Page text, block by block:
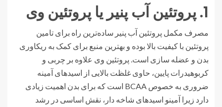
1. پروتئین آب پنیر یا پروتئین وی
مصرف مکمل پروتئین آب پنیر ساده‌ترین راه برای تامین
پروتئین با کیفیت بالا بوده و بهترین منبع برای کمک به ریکاوری
بدن و عضله سازی است. پروتئین وی علاوه بر چربی و
کربوهیدرات پایین، حاوی غلظت بالایی از اسیدهای آمینه
ضروری به خصوص BCAA است که برای بدن اهمیت زیادی
دارد زیرا آمینو اسیدهای شاخه دار، نقش اساسی در رشد